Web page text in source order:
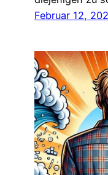
Februar 12,